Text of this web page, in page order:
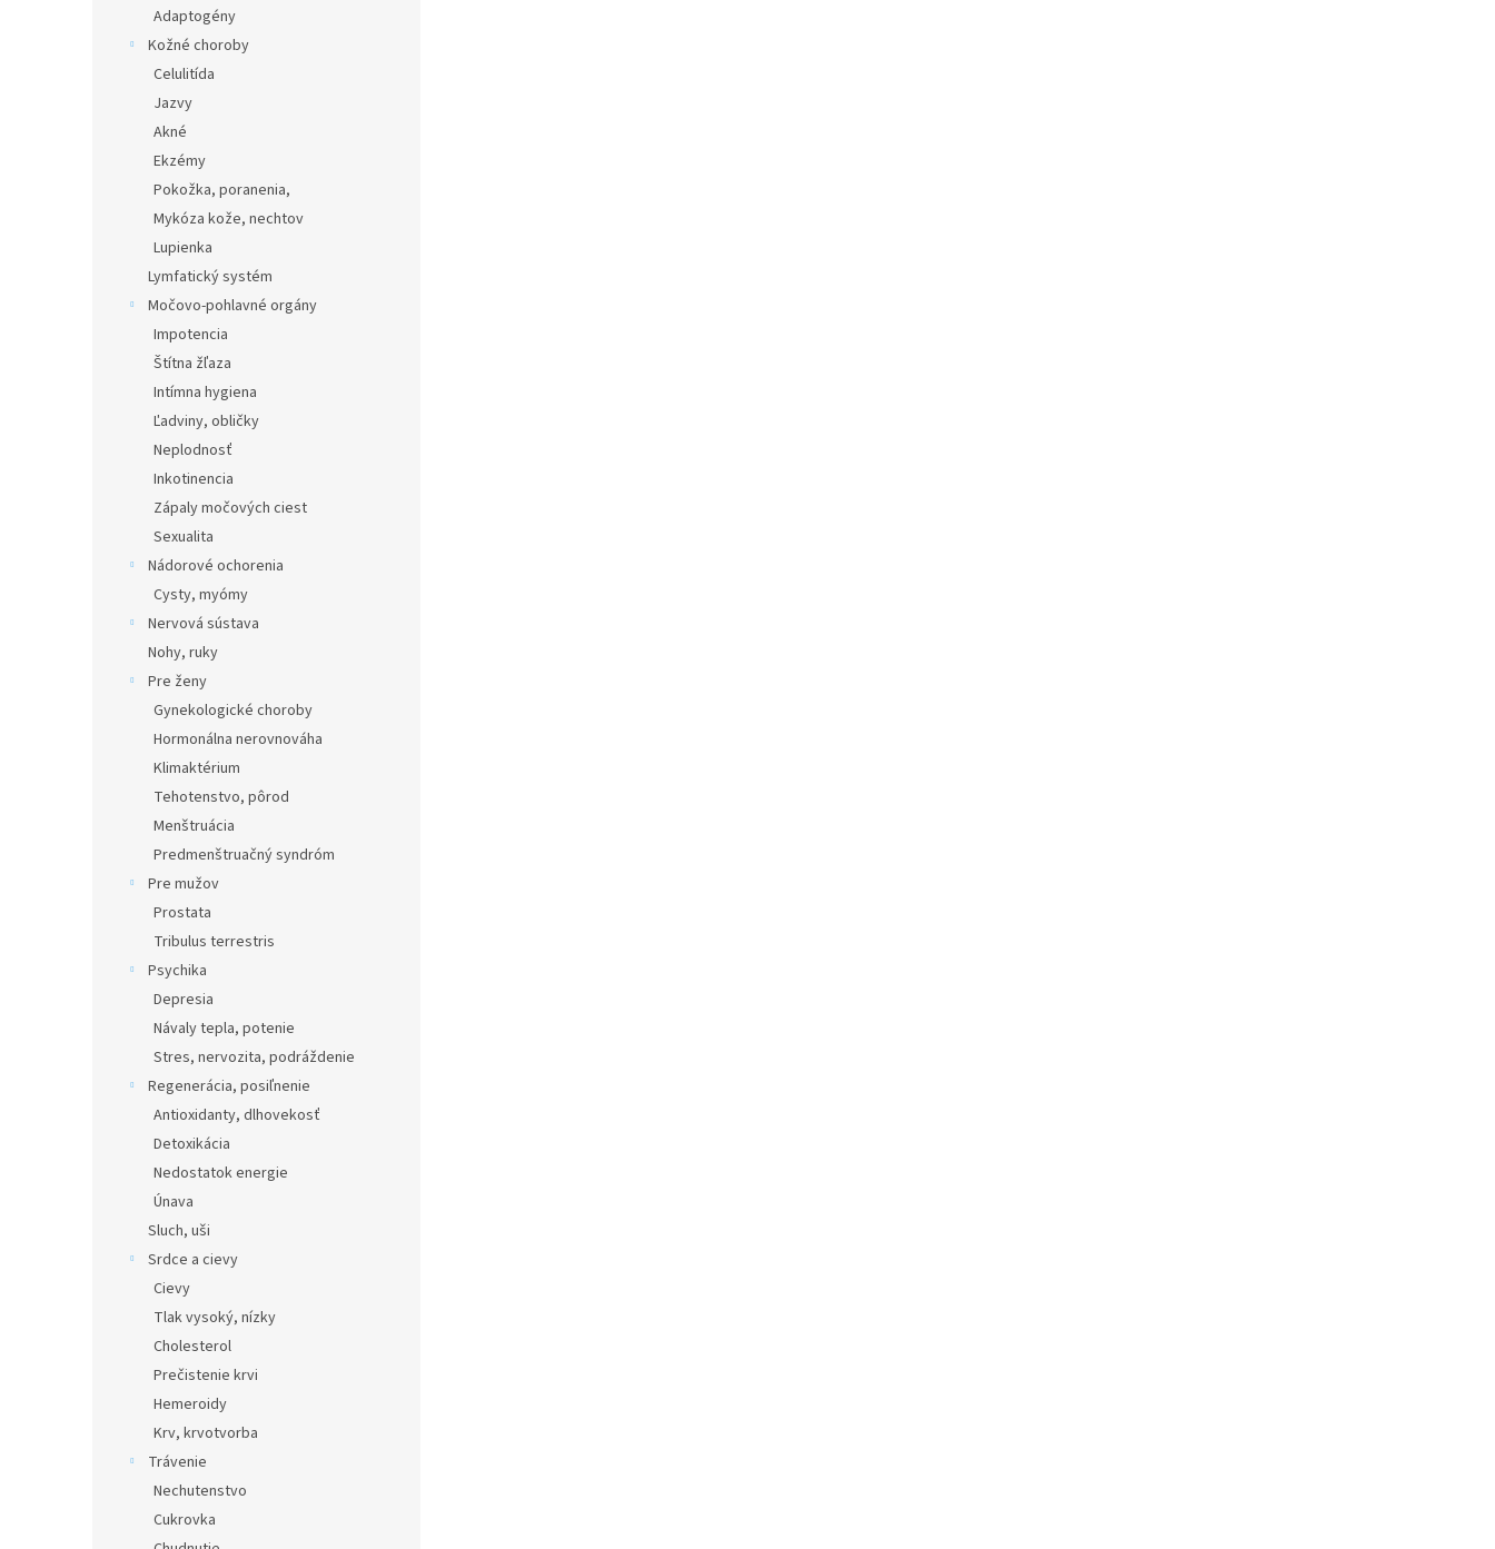
Adaptogény
Kožné choroby
Celulitída
Jazvy
Akné
Ekzémy
Pokožka, poranenia,
Mykóza kože, nechtov
Lupienka
Lymfatický systém
Močovo-pohlavné orgány
Impotencia
Štítna žľaza
Intímna hygiena
Ľadviny, obličky
Neplodnosť
Inkotinencia
Zápaly močových ciest
Sexualita
Nádorové ochorenia
Cysty, myómy
Nervová sústava
Nohy, ruky
Pre ženy
Gynekologické choroby
Hormonálna nerovnováha
Klimaktérium
Tehotenstvo, pôrod
Menštruácia
Predmenštruačný syndróm
Pre mužov
Prostata
Tribulus terrestris
Psychika
Depresia
Návaly tepla, potenie
Stres, nervozita, podráždenie
Regenerácia, posiľnenie
Antioxidanty, dlhovekosť
Detoxikácia
Nedostatok energie
Únava
Sluch, uši
Srdce a cievy
Cievy
Tlak vysoký, nízky
Cholesterol
Prečistenie krvi
Hemeroidy
Krv, krvotvorba
Trávenie
Nechutenstvo
Cukrovka